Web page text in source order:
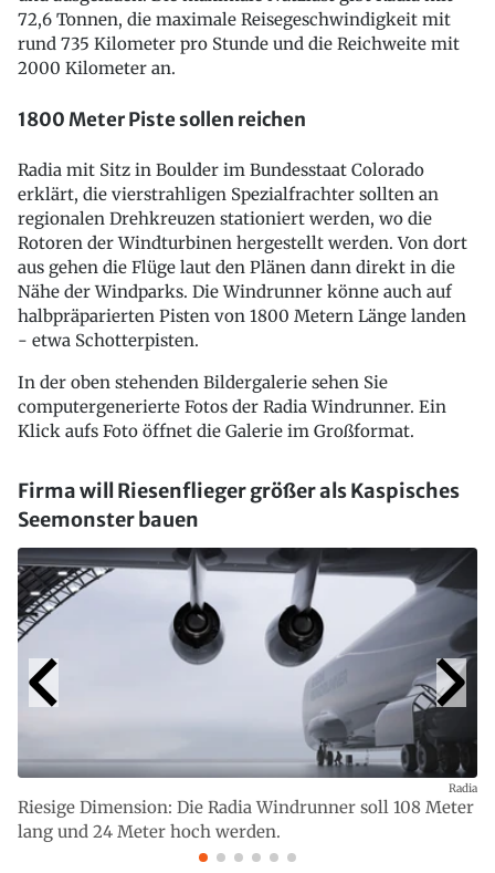
72,6 Tonnen, die maximale Reisegeschwindigkeit mit
rund 735 Kilometer pro Stunde und die Reichweite mit
2000 Kilometer an.
1800 Meter Piste sollen reichen
Radia mit Sitz in Boulder im Bundesstaat Colorado
erklärt, die vierstrahligen Spezialfrachter sollten an
regionalen Drehkreuzen stationiert werden, wo die
Rotoren der Windturbinen hergestellt werden. Von dort
aus gehen die Flüge laut den Plänen dann direkt in die
Nähe der Windparks. Die Windrunner könne auch auf
halbpräparierten Pisten von 1800 Metern Länge landen
- etwa Schotterpisten.
In der oben stehenden Bildergalerie sehen Sie
computergenerierte Fotos der Radia Windrunner. Ein
Klick aufs Foto öffnet die Galerie im Großformat.
Firma will Riesenflieger größer als Kaspisches
Seemonster bauen
Riesige Dimension: Die Radia Windrunner soll 108 Meter
lang und 24 Meter hoch werden.
Radia